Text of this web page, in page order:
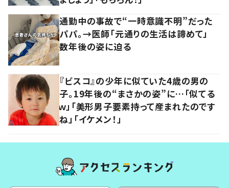
通勤中の事故で“一時意識不明”だった
パパ。→医師「元通りの生活は諦めて」
数年後の姿に迫る
『ビスコ』の少年に似ていた4歳の男の
子。19年後の“まさかの姿”に…「似てる
ｗ」「美形男子要素持って産まれたのです
ね」「イケメン！」